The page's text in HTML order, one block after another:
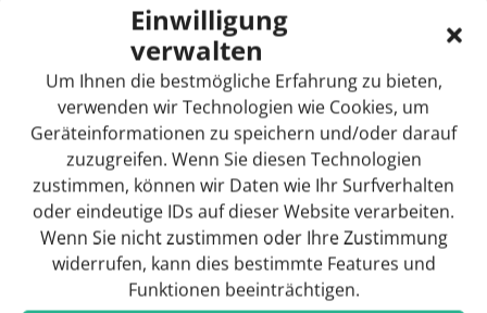
Einwilligung
verwalten
Um Ihnen die bestmögliche Erfahrung zu bieten,
verwenden wir Technologien wie Cookies, um
Geräteinformationen zu speichern und/oder darauf
zuzugreifen. Wenn Sie diesen Technologien
zustimmen, können wir Daten wie Ihr Surfverhalten
oder eindeutige IDs auf dieser Website verarbeiten.
Wenn Sie nicht zustimmen oder Ihre Zustimmung
widerrufen, kann dies bestimmte Features und
Funktionen beeinträchtigen.
Bildergalerie
Breitbandversorgung
Bürgermeister
Gemeinderat
Geschichte
Hotels & Pensionen